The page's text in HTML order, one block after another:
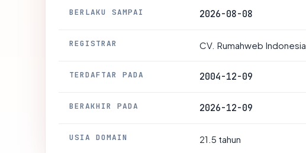
BERLAKU SAMPAI 2026-08-08
REGISTRAR CV. Rumahweb Indonesia
TERDAFTAR PADA 2004-12-09
BERAKHIR PADA 2026-12-09
USIA DOMAIN 21.5 tahun